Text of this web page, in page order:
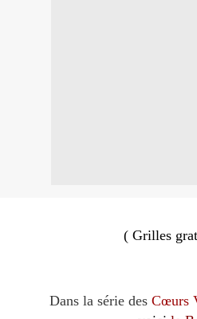
( Grilles
Dans la série des Cœurs